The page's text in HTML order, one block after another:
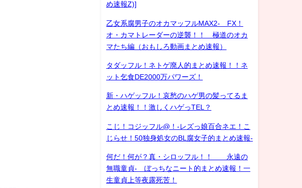
め速報Z)]
乙女系腐男子のオカマッフルMAX2- FX！
オ・カマトレーダーの逆襲！！ 極道のオカ
マたち編（おもしろ動画まとめ速報）
タダッフル！ネトゲ廃人的まとめ速報！！ネ
ット乞食DE2000万パワーズ！
新・ハゲッフル！哀愁のハゲ男の髪ってるま
とめ速報！！激しくハゲっTEL？
こじ！コジッフル@！-レズっ娘百合ネエ！こ
じらせ！50独身処女のBL腐女子的まとめ速報-
何だ！何が？真・シロッフル！！ 永遠の
無職童貞- ぼっちなニート的まとめ速報！一
生童貞上等夜露死苦！